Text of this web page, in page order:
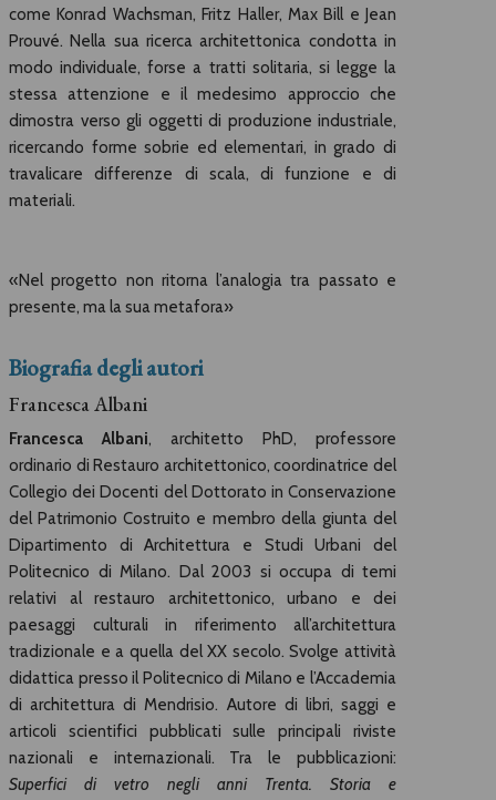
come Konrad Wachsman, Fritz Haller, Max Bill e Jean
Prouvé. Nella sua ricerca architettonica condotta in
modo individuale, forse a tratti solitaria, si legge la
stessa attenzione e il medesimo approccio che
dimostra verso gli oggetti di produzione industriale,
ricercando forme sobrie ed elementari, in grado di
travalicare differenze di scala, di funzione e di
materiali.
«Nel progetto non ritorna l’analogia tra passato e
presente, ma la sua metafora»
Biografia degli autori
Francesca Albani
Francesca Albani, architetto PhD, professore
ordinario di Restauro architettonico, coordinatrice del
Collegio dei Docenti del Dottorato in Conservazione
del Patrimonio Costruito e membro della giunta del
Dipartimento di Architettura e Studi Urbani del
Politecnico di Milano. Dal 2003 si occupa di temi
relativi al restauro architettonico, urbano e dei
paesaggi culturali in riferimento all’architettura
tradizionale e a quella del XX secolo. Svolge attività
didattica presso il Politecnico di Milano e l’Accademia
di architettura di Mendrisio. Autore di libri, saggi e
articoli scientifici pubblicati sulle principali riviste
nazionali e internazionali. Tra le pubblicazioni:
Superfici di vetro negli anni Trenta. Storia e